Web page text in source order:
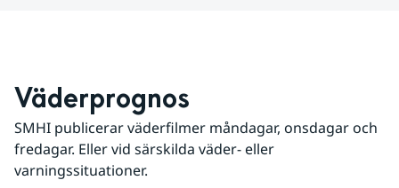
Väderprognos
SMHI publicerar väderfilmer måndagar, onsdagar och
fredagar. Eller vid särskilda väder- eller
varningssituationer.